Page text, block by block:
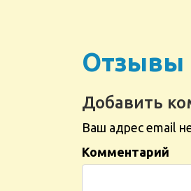
Отзывы
Добавить
Ваш адрес email
Комментарий